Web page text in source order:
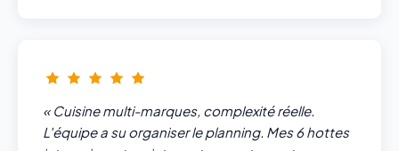
« Cuisine multi-marques, complexité réelle.
L'équipe a su organiser le planning. Mes 6 hottes